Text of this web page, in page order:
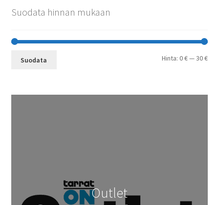
Suodata hinnan mukaan
Suodata Hinta:0 €—30 €
Outlet